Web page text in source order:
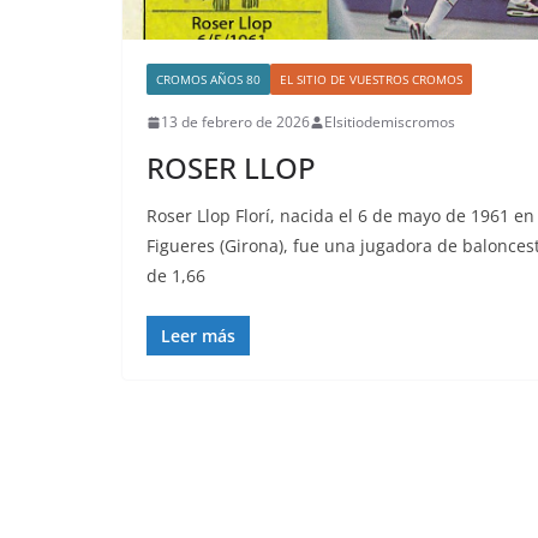
CROMOS AÑOS 80 EL SITIO DE VUESTROS CROMOS
13 de febrero de 2026 Elsitiodemiscromos
ROSER LLOP
Roser Llop Florí, nacida el 6 de mayo de 1961 en
Figueres (Girona), fue una jugadora de
de 1,66
Leer más